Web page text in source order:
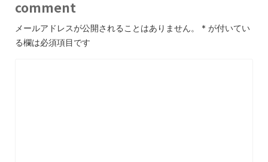
comment
メールアドレスが公開されることはありません。 * が付いてい
る欄は必須項目です